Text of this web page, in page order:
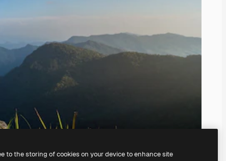
to the storing of cookies on your device to enhance site